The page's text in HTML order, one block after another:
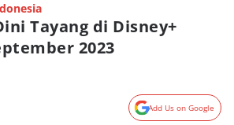
Tayang di Disney+
2023
Add Us on Google